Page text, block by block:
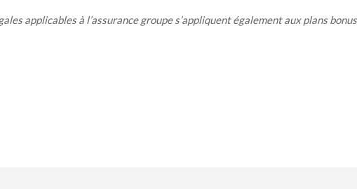
applicables à l’assurance groupe s’appliquent également aux plans